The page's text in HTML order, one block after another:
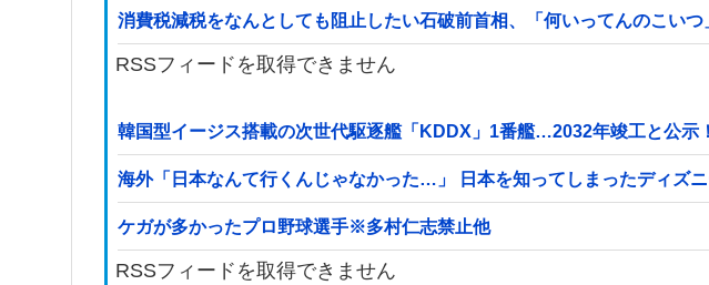
消費税減税をなんとしても阻止したい石破前首相、「何いってんのこい
RSSフィードを取得できません
韓国型イージス搭載の次世代駆逐艦「KDDX」1番艦…2032年竣工と公示！
海外「日本なんて行くんじゃなかった…」 日本を知ってしまったディズ
ケガが多かったプロ野球選手※多村仁志禁止他
RSSフィードを取得できません